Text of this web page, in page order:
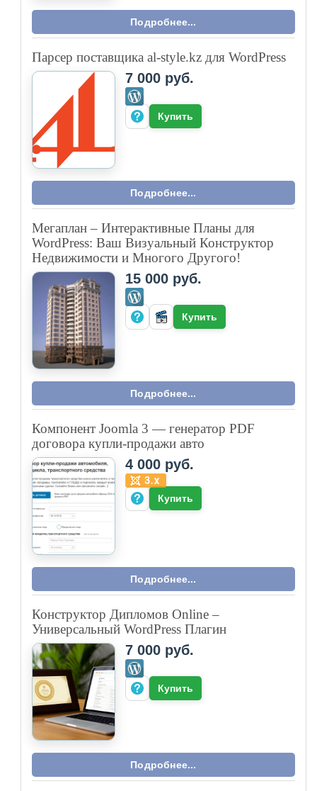
Подробнее...
Парсер поставщика al-style.kz для WordPress
7 000 руб.
Купить
Подробнее...
Мегаплан – Интерактивные Планы для
WordPress: Ваш Визуальный Конструктор
Недвижимости и Многого Другого!
15 000 руб.
Купить
Подробнее...
Компонент Joomla 3 — генератор PDF
договора купли-продажи авто
4 000 руб.
Купить
Подробнее...
Конструктор Дипломов Online –
Универсальный WordPress Плагин
7 000 руб.
Купить
Подробнее...